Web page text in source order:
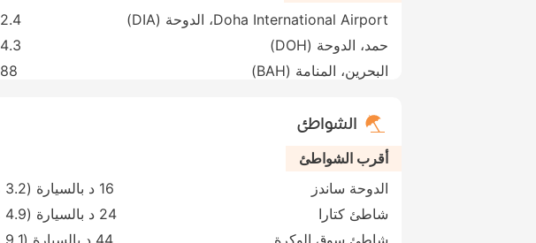
Doha International Airport، الدوحة (DIA)
2.4 ميل
حمد، الدوحة (DOH)
4.3 ميل
البحرين، المنامة (BAH)
88 ميل
الشواطئ
أقرب الشواطئ
الدوحة ساندز
16 د بالسيارة (3.2 ميل)
شاطئ كتارا
24 د بالسيارة (4.9 ميل)